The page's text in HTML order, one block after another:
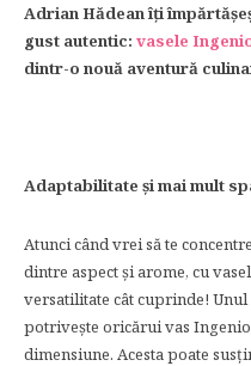
Adrian Hădean îți
gust autentic: vasele
dintr-o nouă aventură
Adaptabilitate și mai mult
Atunci când vrei să te
dintre aspect și arome, cu
versatilitate cât cuprinde!
potrivește oricărui vas
dimensiune. Acesta poate